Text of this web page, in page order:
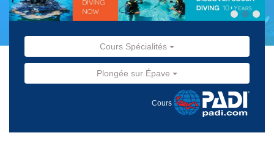
Cours Spécialités
Plongée sur Épave
Cours